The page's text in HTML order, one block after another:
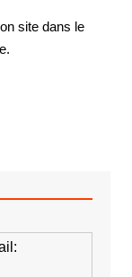
site dans le